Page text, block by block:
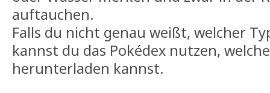
auftauchen.
Falls du nicht genau weißt, welcher
kannst du das Pokédex nutzen,
herunterladen kannst.